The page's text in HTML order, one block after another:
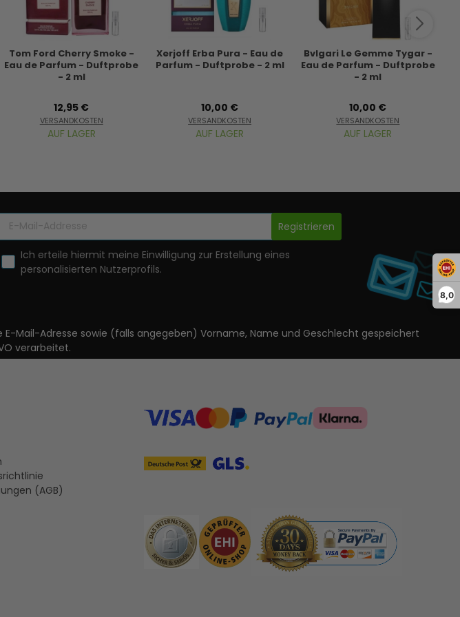
8,0
Tom Ford Cherry Smoke -
Eau de Parfum - Duftprobe
- 2 ml
12,95 €
VERSANDKOSTEN
AUF LAGER
Xerjoff Erba Pura - Eau de
Parfum - Duftprobe - 2 ml
10,00 €
VERSANDKOSTEN
AUF LAGER
Bvlgari Le Gemme Tygar -
Eau de Parfum - Duftprobe
- 2 ml
10,00 €
VERSANDKOSTEN
AUF LAGER
Registrieren
Ich erteile hiermit meine Einwilligung zur Erstellung eines
personalisierten Nutzerprofils.
Mail-Adresse sowie (falls angegeben) Vorname, Name und Geschlecht gespeichert
verarbeitet.
(AGB)